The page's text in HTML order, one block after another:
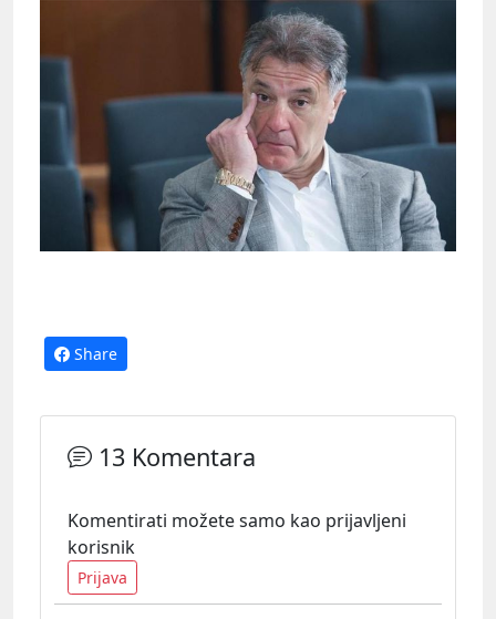
Share
13 Komentara
Komentirati možete samo kao prijavljeni
korisnik
Prijava